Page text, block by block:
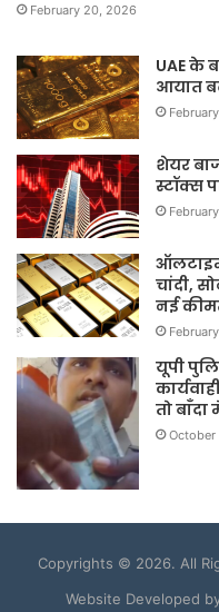
February 20, 2026
UAE के
आयात
शेयर
स्टॉक्स
चांदी,
नई
यूपी
तो
Copyrights © 2026. All
Website Developed